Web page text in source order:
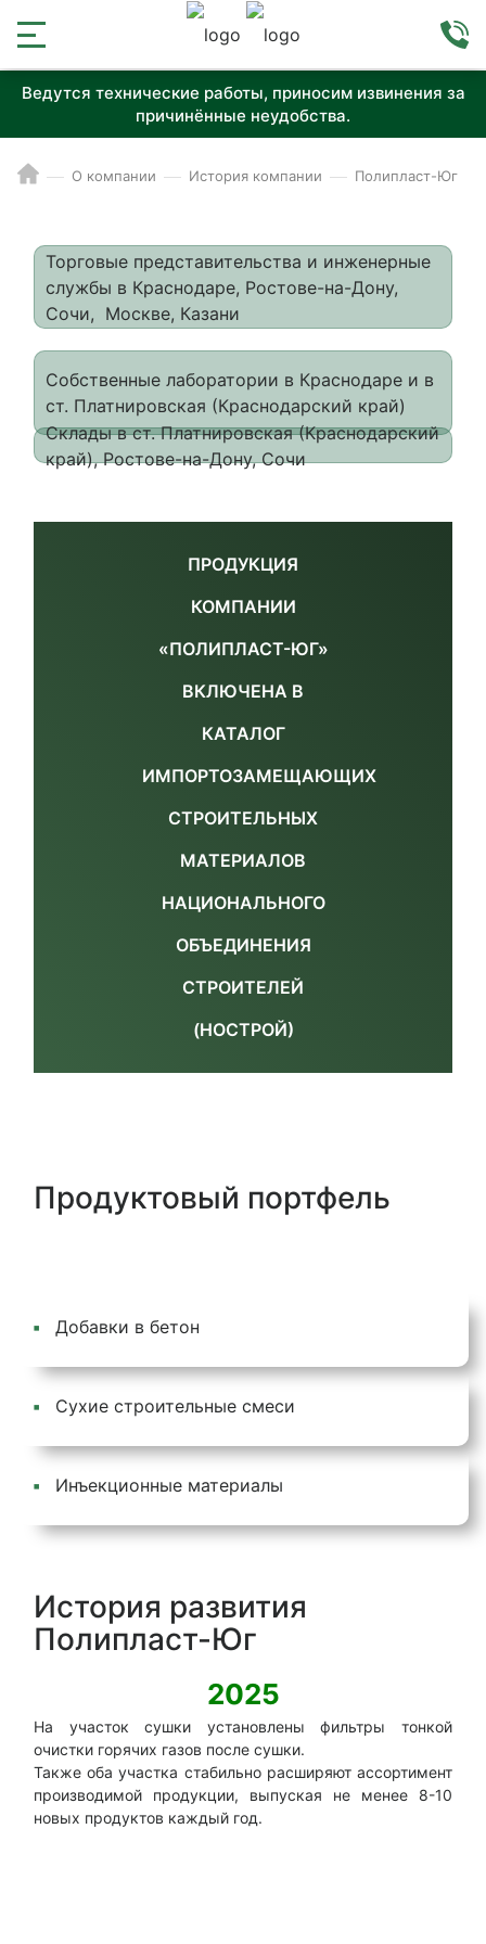
Ведутся технические работы, приносим извинения за
причинённые неудобства.
О компании История компании Полипласт-Юг
Торговые представительства и инженерные
службы в Краснодаре, Ростове-на-Дону,
Сочи, Москве, Казани
Собственные лаборатории в Краснодаре и в
ст. Платнировская (Краснодарский край)
Склады в ст. Платнировская (Краснодарский
край), Ростове-на-Дону, Сочи
ПРОДУКЦИЯ
КОМПАНИИ
«ПОЛИПЛАСТ-ЮГ»
ВКЛЮЧЕНА В
КАТАЛОГ
ИМПОРТОЗАМЕЩАЮЩИХ
СТРОИТЕЛЬНЫХ
МАТЕРИАЛОВ
НАЦИОНАЛЬНОГО
ОБЪЕДИНЕНИЯ
СТРОИТЕЛЕЙ
(НОСТРОЙ)
Продуктовый портфель
Добавки в бетон
Сухие строительные смеси
Инъекционные материалы
История развития
Полипласт-Юг
2025
На участок сушки установлены фильтры тонкой
очистки горячих газов после сушки.
Также оба участка стабильно расширяют ассортимент
производимой продукции, выпуская не менее 8-10
новых продуктов каждый год.